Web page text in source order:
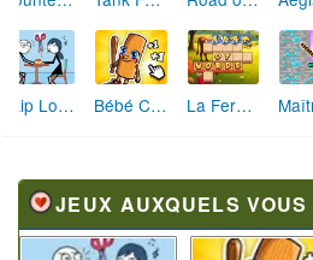
Skip Love: L'Amour en Péril Bébé Clic Italien: La Folie des Petits Bambins La Ferme des Mots - Cultivez votre Vocabulaire
JEUX AUXQUELS VOUS